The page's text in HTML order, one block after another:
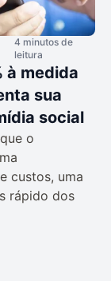
4 minutos de
leitura
à medida
sua
social
o
custos, uma
rápido dos